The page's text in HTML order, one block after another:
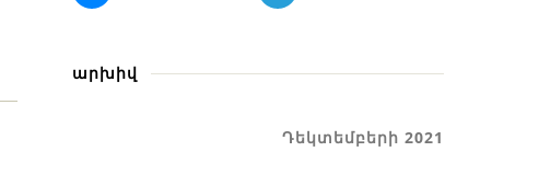
արխիվ
Դեկտեմբերի 2021